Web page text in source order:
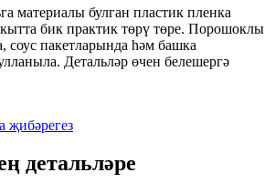
материалы булган пластик пленка
бик практик төрү төре. Порошоклы
соус пакетларында һәм башка
Детальләр өчен белешергә
җибәрегез
детальләре